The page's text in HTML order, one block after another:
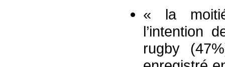
« la
l’intention
rugby